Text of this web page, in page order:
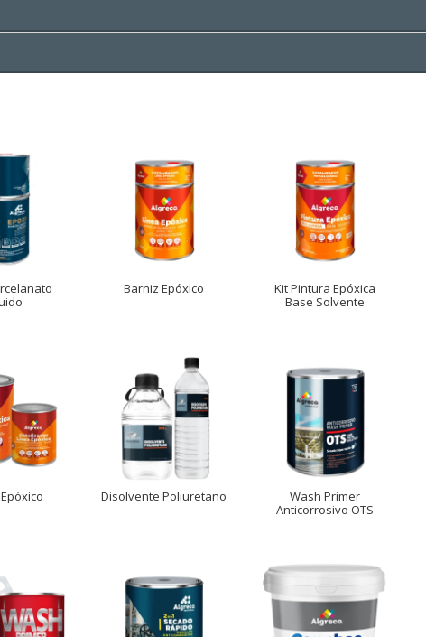
Barniz Epóxico
Kit Pintura Epóxica
Base Solvente
Disolvente Poliuretano
Wash Primer
Anticorrosivo OTS